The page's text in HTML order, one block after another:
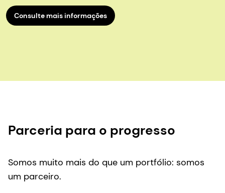
Consulte mais informações
Parceria para o progresso
Somos muito mais do que um portfólio: somos
um parceiro.